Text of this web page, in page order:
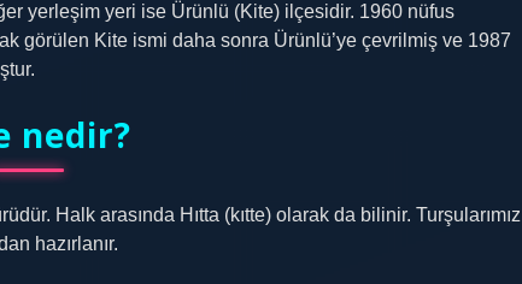
yerleşim yeri ise Ürünlü (Kite) ilçesidir. 1960 nüfus
görülen Kite ismi daha sonra Ürünlü’ye çevrilmiş ve 1987
nedir?
Halk arasında Hıtta (kıtte) olarak da bilinir. Turşularımız
hazırlanır.